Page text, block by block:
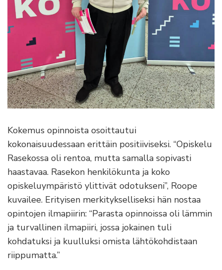
Kokemus opinnoista osoittautui
kokonaisuudessaan erittäin positiiviseksi. “Opiskelu
Rasekossa oli rentoa, mutta samalla sopivasti
haastavaa. Rasekon henkilökunta ja koko
opiskeluympäristö ylittivät odotukseni”, Roope
kuvailee. Erityisen merkitykselliseksi hän nostaa
opintojen ilmapiirin: “Parasta opinnoissa oli lämmin
ja turvallinen ilmapiiri, jossa jokainen tuli
kohdatuksi ja kuulluksi omista lähtökohdistaan
riippumatta.”